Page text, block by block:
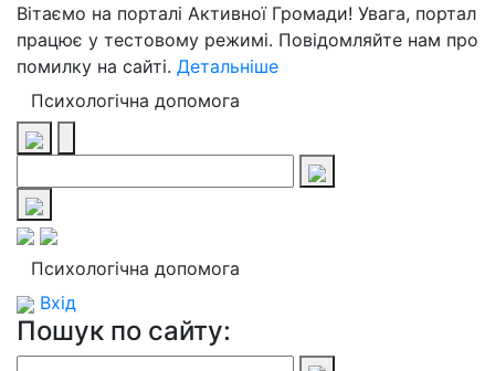
Вітаємо на порталі Активної Громади! Увага, портал
працює у тестовому режимі. Повідомляйте нам про
помилку на сайті. Детальніше
Психологічна допомога
Психологічна допомога
Вхід
Пошук по сайту: